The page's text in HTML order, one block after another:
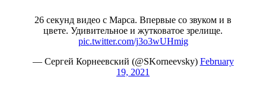
26 секунд видео с Марса. Впервые со звуком и в
цвете. Удивительное и жутковатое зрелище.
pic.twitter.com/j3o3wUHmig
— Сергей Корнеевский (@SKorneevsky) February
19, 2021